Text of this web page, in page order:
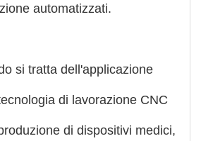
automatizzati.
si tratta dell'applicazione
di lavorazione CNC
di dispositivi medici,